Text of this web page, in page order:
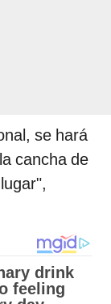
se hará
cancha de